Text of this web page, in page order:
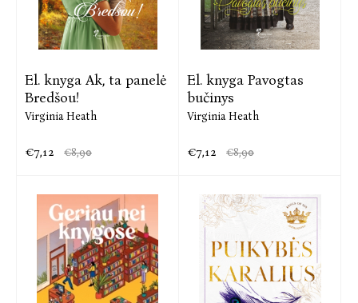
El. knyga Ak, ta panelė
Bredšou!
Virginia Heath
€7,12 €8,90
El. knyga Pavogtas
bučinys
Virginia Heath
€7,12 €8,90